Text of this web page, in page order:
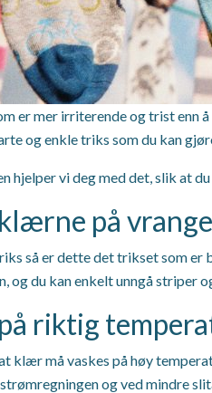
er mer irriterende og trist enn
og enkle triks som du kan
hjelper vi deg med det, slik at
på
så er dette det trikset som
og du kan enkelt unngå striper
riktig
klær må vaskes på høy
og ved mindre